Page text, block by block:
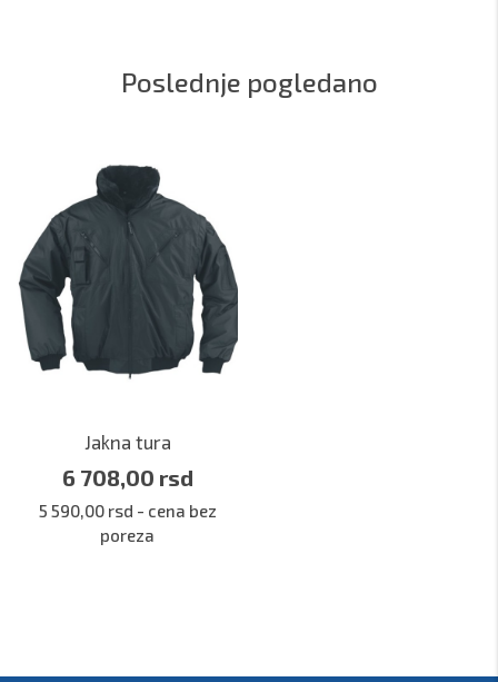
Poslednje pogledano
Jakna tura
6 708,00 rsd
5 590,00 rsd - cena bez
poreza